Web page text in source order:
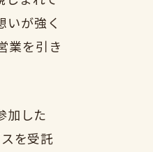
いが強く
業を引き
加した
を受託